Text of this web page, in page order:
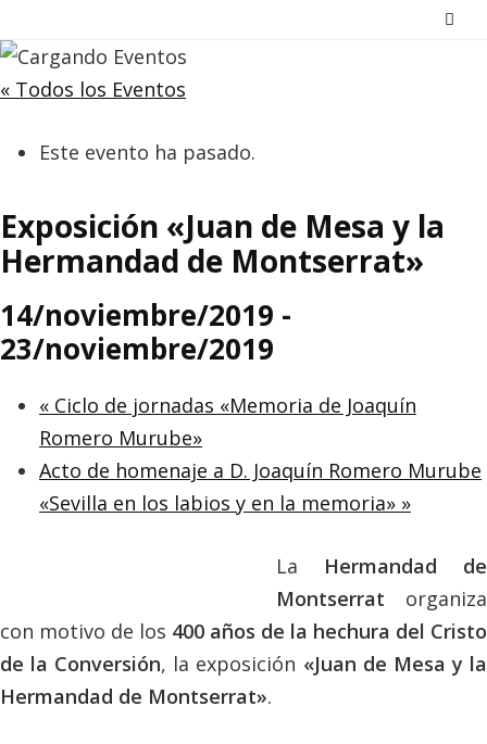
al
contenido
« Todos los Eventos
Este evento ha pasado.
Exposición «Juan de Mesa y la
Hermandad de Montserrat»
14/noviembre/2019 -
23/noviembre/2019
« Ciclo de jornadas «Memoria de Joaquín
Romero Murube»
Acto de homenaje a D. Joaquín Romero Murube
«Sevilla en los labios y en la memoria» »
La Hermandad de
Montserrat organiza
con motivo de los 400 años de la hechura del Cristo
de la Conversión, la exposición «Juan de Mesa y la
Hermandad de Montserrat».